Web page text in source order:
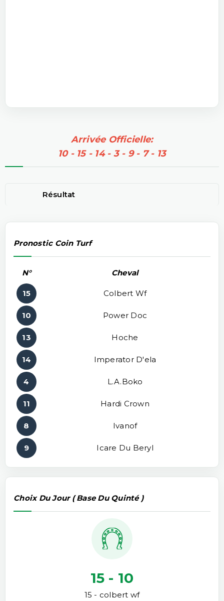
Arrivée Officielle:
10 - 15 - 14 - 3 - 9 - 7 - 13
Résultat
Pronostic Coin Turf
N° Cheval
15 Colbert Wf
10 Power Doc
13 Hoche
14 Imperator D'ela
4 L.a.boko
11 Hardi Crown
8 Ivanof
9 Icare Du Beryl
Choix Du Jour ( Base Du Quinté )
15 - 10
15 - colbert wf